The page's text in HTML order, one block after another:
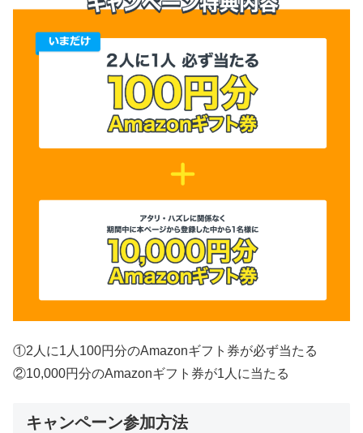
①2人に1人100円分のAmazonギフト券が必ず当たる
②10,000円分のAmazonギフト券が1人に当たる
キャンペーン参加方法